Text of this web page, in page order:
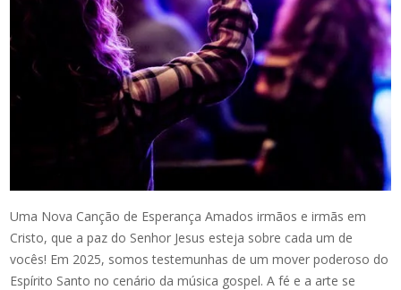
Uma Nova Canção de Esperança Amados irmãos e irmãs em
Cristo, que a paz do Senhor Jesus esteja sobre cada um de
vocês! Em 2025, somos testemunhas de um mover poderoso do
Espírito Santo no cenário da música gospel. A fé e a arte se